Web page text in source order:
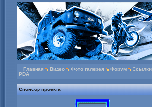
Главная Видео Фото галерея Форум Ссылки
PDA
Спонсор проекта